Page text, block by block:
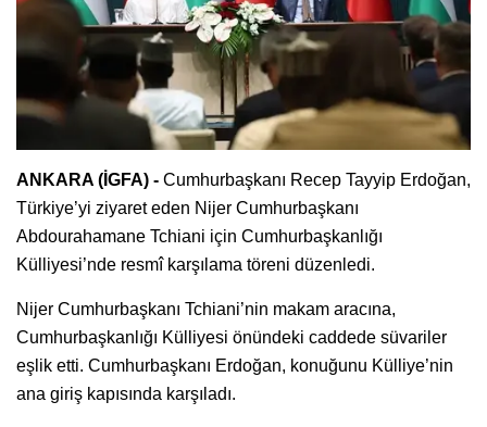
ANKARA (İGFA) - Cumhurbaşkanı Recep Tayyip Erdoğan,
Türkiye’yi ziyaret eden Nijer Cumhurbaşkanı
Abdourahamane Tchiani için Cumhurbaşkanlığı
Külliyesi’nde resmî karşılama töreni düzenledi.
Nijer Cumhurbaşkanı Tchiani’nin makam aracına,
Cumhurbaşkanlığı Külliyesi önündeki caddede süvariler
eşlik etti. Cumhurbaşkanı Erdoğan, konuğunu Külliye’nin
ana giriş kapısında karşıladı.